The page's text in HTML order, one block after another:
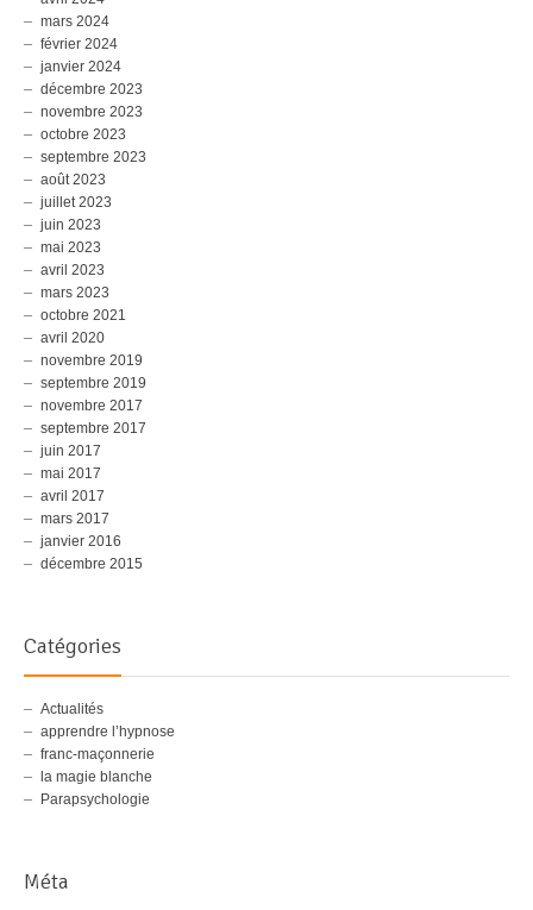
mars 2024
février 2024
janvier 2024
décembre 2023
novembre 2023
octobre 2023
septembre 2023
août 2023
juillet 2023
juin 2023
mai 2023
avril 2023
mars 2023
octobre 2021
avril 2020
novembre 2019
septembre 2019
novembre 2017
septembre 2017
juin 2017
mai 2017
avril 2017
mars 2017
janvier 2016
décembre 2015
Catégories
Actualités
apprendre l’hypnose
franc-maçonnerie
la magie blanche
Parapsychologie
Méta